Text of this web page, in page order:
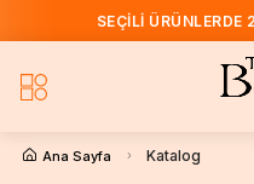
SEÇILI ÜRÜNLERDE
Ana Sayfa Katalog